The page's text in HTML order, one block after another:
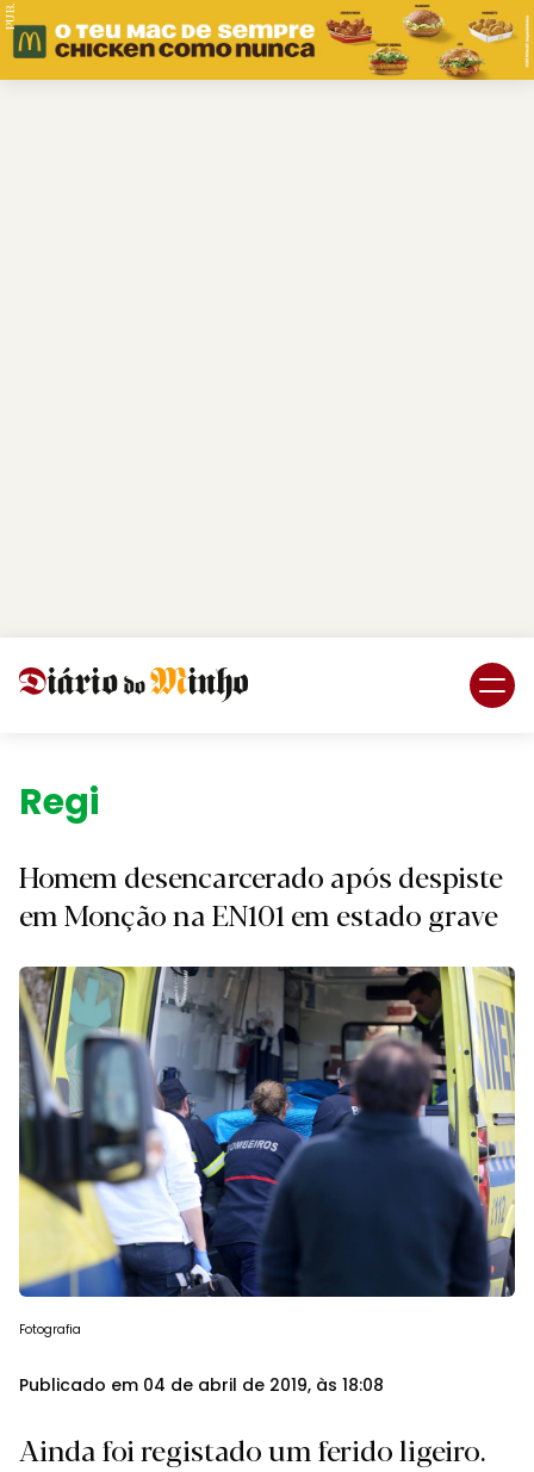
PUB.
Região.
Homem desencarcerado após despiste
em Monção na EN101 em estado grave
Fotografia
Publicado em 04 de abril de 2019, às 18:08
Ainda foi registado um ferido ligeiro.